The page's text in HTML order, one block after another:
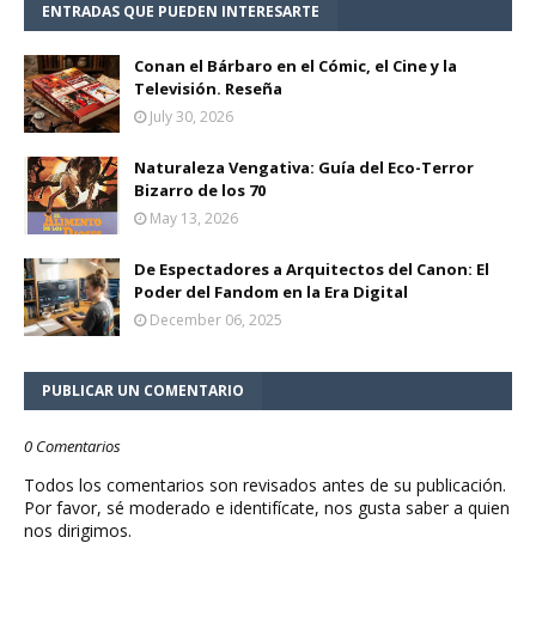
ENTRADAS QUE PUEDEN INTERESARTE
Conan el Bárbaro en el Cómic, el Cine y la
Televisión. Reseña
July 30, 2026
Naturaleza Vengativa: Guía del Eco-Terror
Bizarro de los 70
May 13, 2026
De Espectadores a Arquitectos del Canon: El
Poder del Fandom en la Era Digital
December 06, 2025
PUBLICAR UN COMENTARIO
0 Comentarios
Todos los comentarios son revisados antes de su publicación.
Por favor, sé moderado e identifícate, nos gusta saber a quien
nos dirigimos.